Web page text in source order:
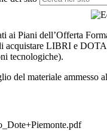
ai Piani dell’Offerta
acquistare LIBRI e
tecnologiche).
del materiale ammesso